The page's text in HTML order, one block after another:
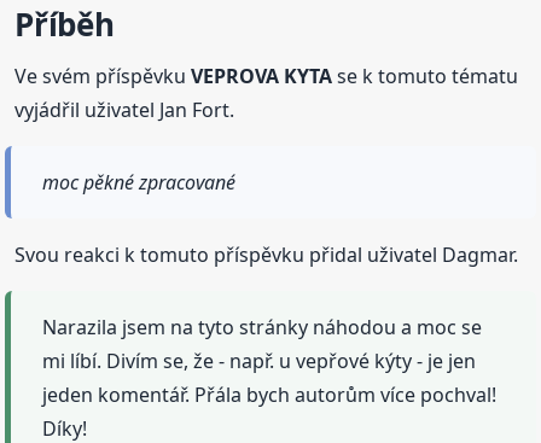
Příběh
Ve svém příspěvkuVEPROVA KYTAse k tomuto tématu
vyjádřil uživatel Jan Fort.
moc pěkné zpracované
Svou reakci k tomuto příspěvku přidal uživatel Dagmar.
Narazila jsem na tyto stránky náhodou a moc se
mi líbí. Divím se, že - např. u vepřové kýty - je jen
jeden komentář. Přála bych autorům více pochval!
Díky!